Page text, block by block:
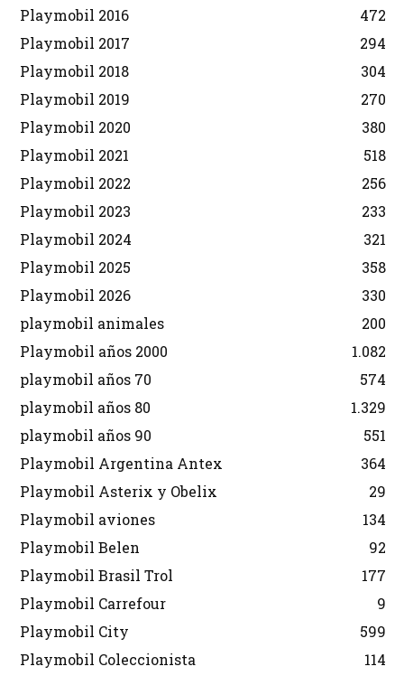
Playmobil 2016
472
Playmobil 2017
294
Playmobil 2018
304
Playmobil 2019
270
Playmobil 2020
380
Playmobil 2021
518
Playmobil 2022
256
Playmobil 2023
233
Playmobil 2024
321
Playmobil 2025
358
Playmobil 2026
330
playmobil animales
200
Playmobil años 2000
1.082
playmobil años 70
574
playmobil años 80
1.329
playmobil años 90
551
Playmobil Argentina Antex
364
Playmobil Asterix y Obelix
29
Playmobil aviones
134
Playmobil Belen
92
Playmobil Brasil Trol
177
Playmobil Carrefour
9
Playmobil City
599
Playmobil Coleccionista
114